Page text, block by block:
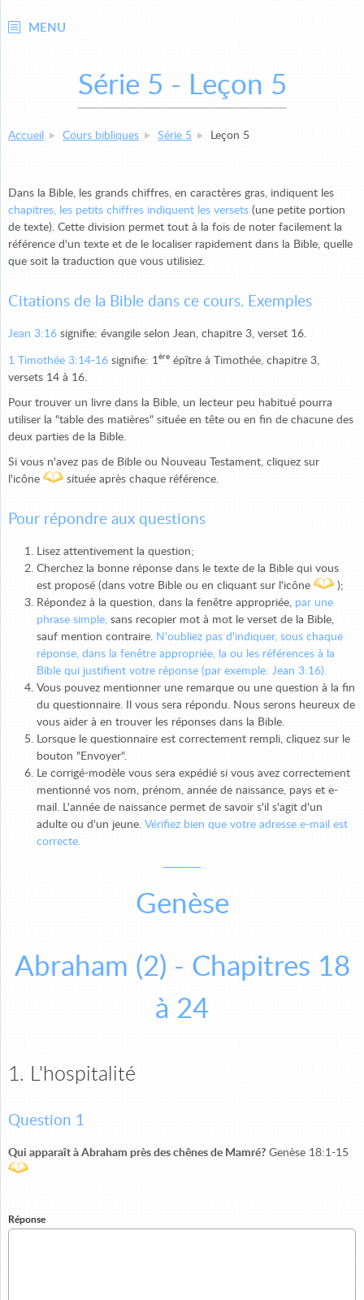
MENU
Série 5 - Leçon 5
Accueil Cours bibliques Série 5 Leçon 5
Dans la Bible, les grands chiffres, en caractères gras, indiquent les
chapitres, les petits chiffres indiquent les versets (une petite portion
de texte). Cette division permet tout à la fois de noter facilement la
référence d'un texte et de le localiser rapidement dans la Bible, quelle
que soit la traduction que vous utilisiez.
Citations de la Bible dans ce cours. Exemples
Jean 3:16 signifie: évangile selon Jean, chapitre 3, verset 16.
1 Timothée 3:14-16 signifie: 1 ère épître à Timothée, chapitre 3,
versets 14 à 16.
Pour trouver un livre dans la Bible, un lecteur peu habitué pourra
utiliser la "table des matières" située en tête ou en fin de chacune des
deux parties de la Bible.
Si vous n'avez pas de Bible ou Nouveau Testament, cliquez sur
l'icône
située après chaque référence.
Pour répondre aux questions
Lisez attentivement la question;
Cherchez la bonne réponse dans le texte de la Bible qui vous
est proposé (dans votre Bible ou en cliquant sur l'icône
);
Répondez à la question, dans la fenêtre appropriée, par une
phrase simple, sans recopier mot à mot le verset de la Bible,
sauf mention contraire.
N'oubliez pas d'indiquer, sous chaque
réponse, dans la fenêtre appropriée, la ou les références à la
Bible qui justifient votre réponse (par exemple: Jean 3:16).
Vous pouvez mentionner une remarque ou une question à la fin
du questionnaire. Il vous sera répondu. Nous serons heureux de
vous aider à en trouver les réponses dans la Bible.
Lorsque le questionnaire est correctement rempli, cliquez sur le
bouton "Envoyer".
Le corrigé-modèle vous sera expédié si vous avez correctement
mentionné vos nom, prénom, année de naissance, pays et e-
mail. L'année de naissance permet de savoir s'il s'agit d'un
adulte ou d'un jeune. Vérifiez bien que votre adresse e-mail est
correcte.
Genèse
Abraham (2) - Chapitres 18
à 24
1. L'hospitalité
Question 1
Qui apparaît à Abraham près des chênes de Mamré? Genèse 18:1-15
Réponse